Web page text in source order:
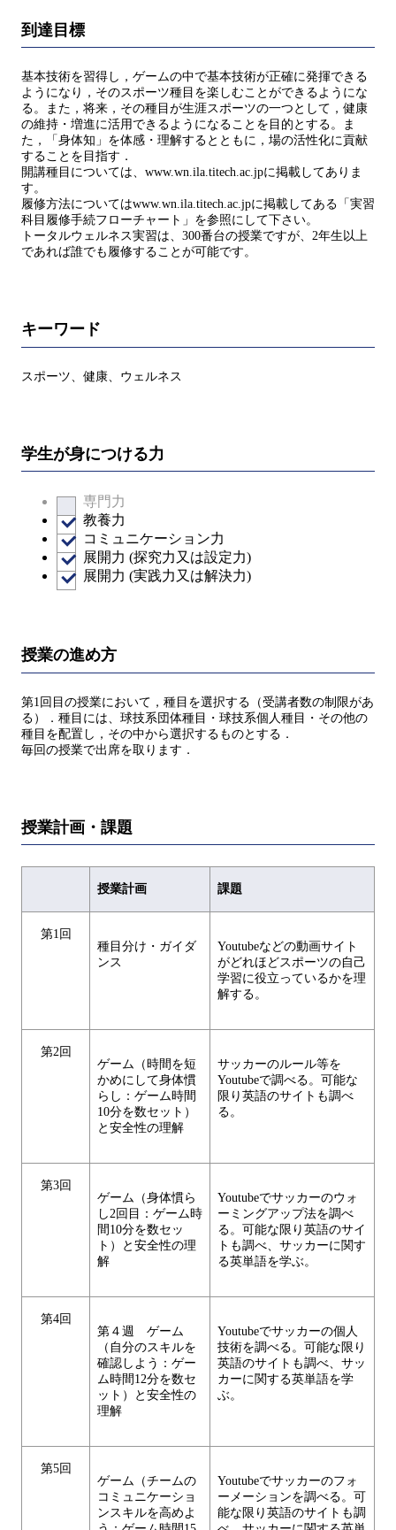
到達目標
基本技術を習得し，ゲームの中で基本技術が正確に発揮できる
ようになり，そのスポーツ種目を楽しむことができるようにな
る。また，将来，その種目が生涯スポーツの一つとして，健康
の維持・増進に活用できるようになることを目的とする。ま
た，「身体知」を体感・理解するとともに，場の活性化に貢献
することを目指す．
開講種目については、www.wn.ila.titech.ac.jpに掲載してありま
す。
履修方法についてはwww.wn.ila.titech.ac.jpに掲載してある「実習
科目履修手続フローチャート」を参照にして下さい。
トータルウェルネス実習は、300番台の授業ですが、2年生以上
であれば誰でも履修することが可能です。
キーワード
スポーツ、健康、ウェルネス
学生が身につける力
専門力
教養力
コミュニケーション力
展開力 (探究力又は設定力)
展開力 (実践力又は解決力)
授業の進め方
第1回目の授業において，種目を選択する（受講者数の制限があ
る）．種目には、球技系団体種目・球技系個人種目・その他の
種目を配置し，その中から選択するものとする．
毎回の授業で出席を取ります．
授業計画・課題
授業計画 課題
第1回
種目分け・ガイダ
ンス
Youtubeなどの動画サイト
がどれほどスポーツの自己
学習に役立っているかを理
解する。
第2回
ゲーム（時間を短
かめにして身体慣
らし：ゲーム時間
10分を数セット）
と安全性の理解
サッカーのルール等を
Youtubeで調べる。可能な
限り英語のサイトも調べ
る。
第3回
ゲーム（身体慣ら
し2回目：ゲーム時
間10分を数セッ
ト）と安全性の理
解
Youtubeでサッカーのウォ
ーミングアップ法を調べ
る。可能な限り英語のサイ
トも調べ、サッカーに関す
る英単語を学ぶ。
第4回
第４週 ゲーム
（自分のスキルを
確認しよう：ゲー
ム時間12分を数セ
ット）と安全性の
理解
Youtubeでサッカーの個人
技術を調べる。可能な限り
英語のサイトも調べ、サッ
カーに関する英単語を学
ぶ。
第5回
ゲーム（チームの
コミュニケーショ
ンスキルを高めよ
Youtubeでサッカーのフォ
ーメーションを調べる。可
能な限り英語のサイトも調